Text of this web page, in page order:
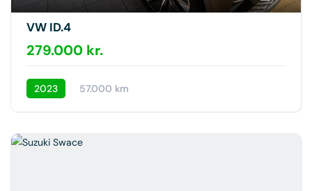
VW ID.4
279.000 kr.
2023 57.000 km